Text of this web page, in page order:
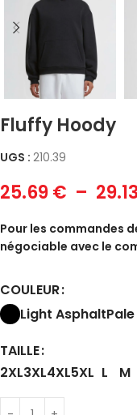
Fluffy Hoody
UGS : 210.39
25.69€ – 29.13
Pour les commandes
négociable avec le
COULEUR
Light Asphalt
TAILLE
2XL3XL4XL5XL L M